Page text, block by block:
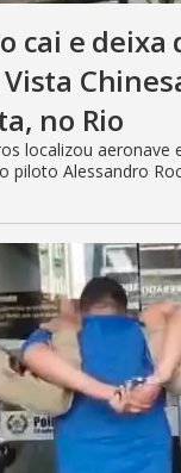
cai e deixa
no Rio
localizou aeronave
piloto Alessandro